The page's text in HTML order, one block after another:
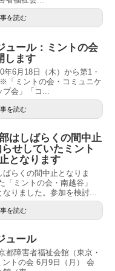
を読む
ュール：ミントの会
します
6月18日（木）から第1・
「ミントの会・コミュニケ
プ会」「コ...
を読む
はしばらくの間中止
せしていたミント
となります
らくの間中止となりま
ミントの会・南越谷」
なりました。参加を検討...
を読む
ュール
都障害者福祉会館（東京・
トの会 6月9日（月） 会